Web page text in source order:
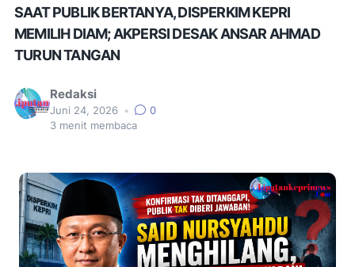
SAAT PUBLIK BERTANYA, DISPERKIM KEPRI
MEMILIH DIAM; AKPERSI DESAK ANSAR AHMAD
TURUN TANGAN
Redaksi
Juni 24, 2026 •
0
3 menit membaca